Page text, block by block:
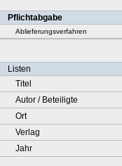
Pflichtabgabe
Ablieferungsverfahren
Listen
Titel
Autor / Beteiligte
Ort
Verlag
Jahr